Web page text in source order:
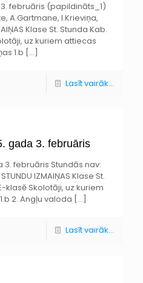
februāris (papildināts_1)
A.Gartmane, I.Krieviņa,
Klase St. Stunda Kab.
uz kuriem attiecas
1.b […]
Lasīt vairāk...
gada 3. februāris
februāris Stundās nav:
IZMAIŅAS Klase St.
klasē Skolotāji, uz kuriem
2. Angļu valoda […]
Lasīt vairāk...